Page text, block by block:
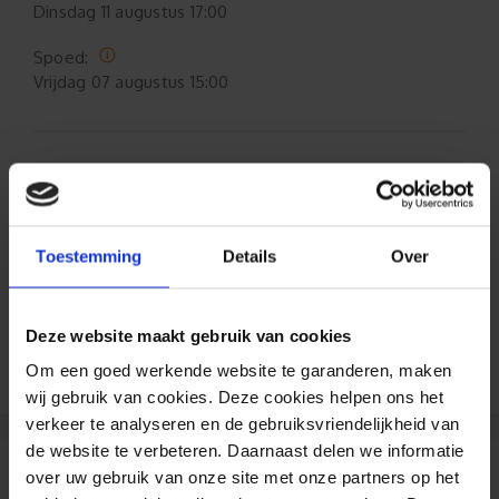
Toestemming Details Over
Deze website maakt gebruik van cookies
Om een goed werkende website te garanderen, maken
wij gebruik van cookies. Deze cookies helpen ons het
verkeer te analyseren en de gebruiksvriendelijkheid van
de website te verbeteren. Daarnaast delen we informatie
over uw gebruik van onze site met onze partners op het
Dinsdag 11 augustus 17:00
Spoed:
Vrijdag 07 augustus 15:00
Formaat aanpasbaar
Al 35 jaar ervaring!
Duizenden klanten raden jou aan bij ons te
bestellen (lees de onafhankelijke reviews)
Reviews